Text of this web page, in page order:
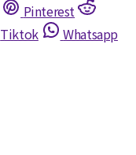
Pinterest
Tiktok
Whatsapp